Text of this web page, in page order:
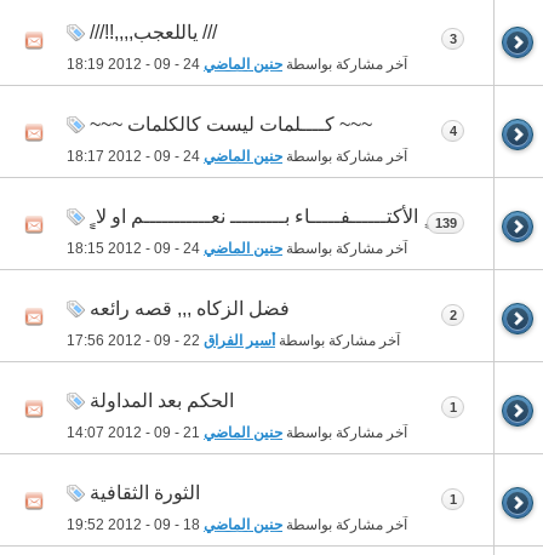
/// ياللعجب,,,,!!///
آخر مشاركة بواسطة حنين الماضي 18:19
3
~~~ كــــلمات ليست كالكلمات ~~~
آخر مشاركة بواسطة حنين الماضي 18:17
4
ٍٍٍٍ الأكتــــــفـــــاء بـــــــــ نعـــــــــــم او لا ٍٍٍٍ
آخر مشاركة بواسطة حنين الماضي 18:15
139
فضل الزكاه ,,, قصه رائعه
آخر مشاركة بواسطة أسير الفراق 17:56
2
الحكم بعد المداولة
آخر مشاركة بواسطة حنين الماضي 14:07
1
الثورة الثقافية
آخر مشاركة بواسطة حنين الماضي 19:52
1